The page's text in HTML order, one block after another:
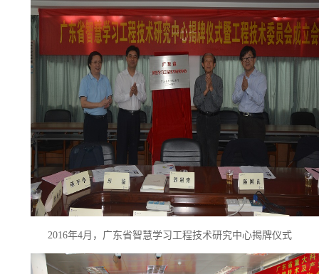
2016年4月，广东省智慧学习工程技术研究中心揭牌仪式